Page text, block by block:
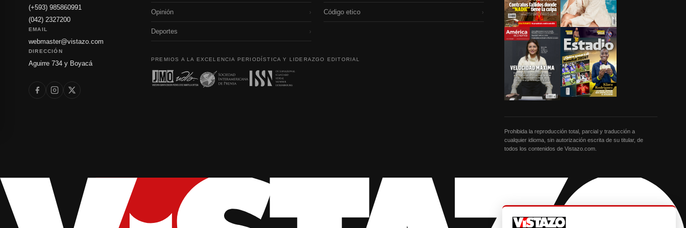
(+593) 985860991
(042) 2327200
EMAIL
webmaster@vistazo.com
DIRECCIÓN
Aguirre 734 y Boyacá
Opinión ›
Deportes ›
Código etico ›
PREMIOS A LA EXCELENCIA PERIODÍSTICA Y LIDERAZGO EDITORIAL
Prohibida la reproducción total, parcial y traducción a
cualquier idioma, sin autorización escrita de su titular, de
todos los contenidos de Vistazo.com.